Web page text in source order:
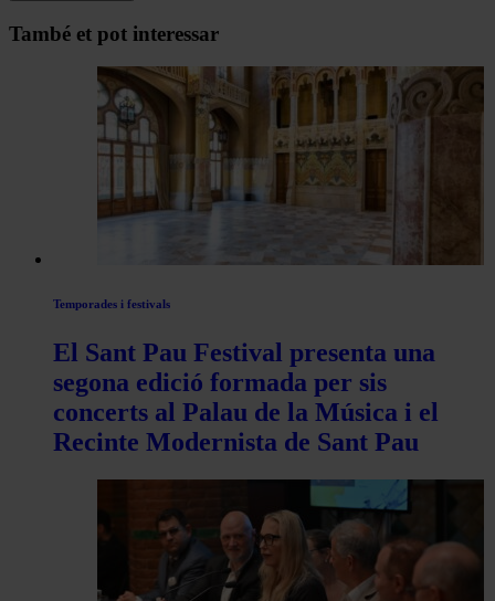
Navegar
També et pot interessar
Temporades i festivals
El Sant Pau Festival presenta una
segona edició formada per sis
concerts al Palau de la Música i el
Recinte Modernista de Sant Pau